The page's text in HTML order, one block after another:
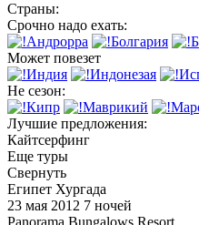
Страны:
Срочно надо ехать:
Андрорра
Болгария
Может повезет
Индия
Индонезая
Не сезон:
Кипр
Маврикий
Лучшие предложения:
Кайтсерфинг
Еще туры
Свернуть
Египет Хургада
23 мая 2012 7 ночей
Panorama Bungalows Resort